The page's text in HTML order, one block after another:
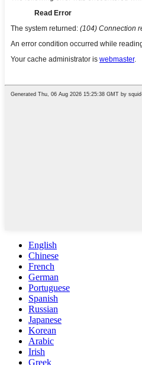
English
Chinese
French
German
Portuguese
Spanish
Russian
Japanese
Korean
Arabic
Irish
Greek